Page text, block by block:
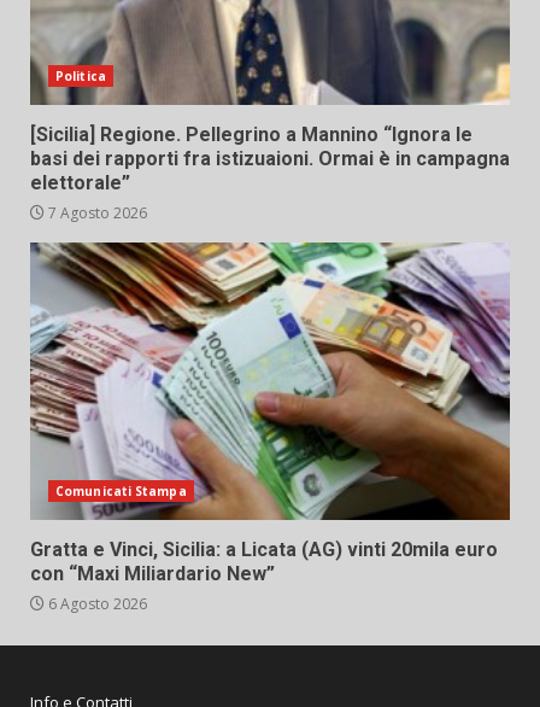
Politica
[Sicilia] Regione. Pellegrino a Mannino “Ignora le
basi dei rapporti fra istizuaioni. Ormai è in campagna
elettorale”
7 Agosto 2026
Comunicati Stampa
Gratta e Vinci, Sicilia: a Licata (AG) vinti 20mila euro
con “Maxi Miliardario New”
6 Agosto 2026
Info e Contatti